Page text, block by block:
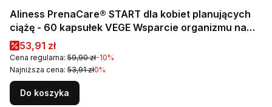
Aliness PrenaCare® START dla kobiet planujących
ciążę - 60 kapsułek VEGE Wsparcie organizmu na
etapie przygotowania do poczęcia
Cena promocyjna
53,91 zł
Cena regularna: 59,90 zł-10%
Najniższa cena: 53,91 zł0%
Do koszyka